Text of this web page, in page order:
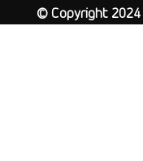
© Copyright 2024